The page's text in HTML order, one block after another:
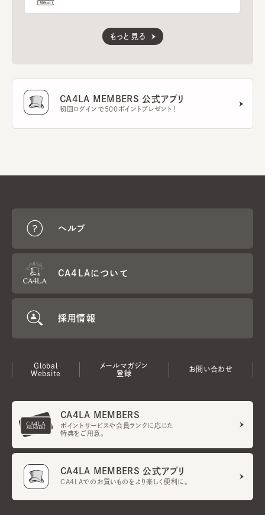
もっと見る
CA4LA MEMBERS 公式アプリ
初回ログインで500ポイントプレゼント！
ヘルプ
CA4LAについて
採用情報
Global
Website
メールマガジン
登録
お問い合わせ
CA4LA MEMBERS
ポイントサービスや会員ランクに応じた
特典をご用意。
CA4LA MEMBERS 公式アプリ
CA4LAでのお買いものをより楽しく便利に。